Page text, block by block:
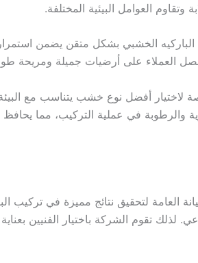
العوامل البيئية المختلفة.
الخشبي بشكل متقن يضمن
العملاء على أرضيات جميلة ومريحة
أفضل نوع خشب يتناسب مع البيئة
والرطوبة في عملية التركيب، مما
العامة لتحقيق نتائج مميزة في تركيب
لذلك تقوم الشركة باختيار الفنيين